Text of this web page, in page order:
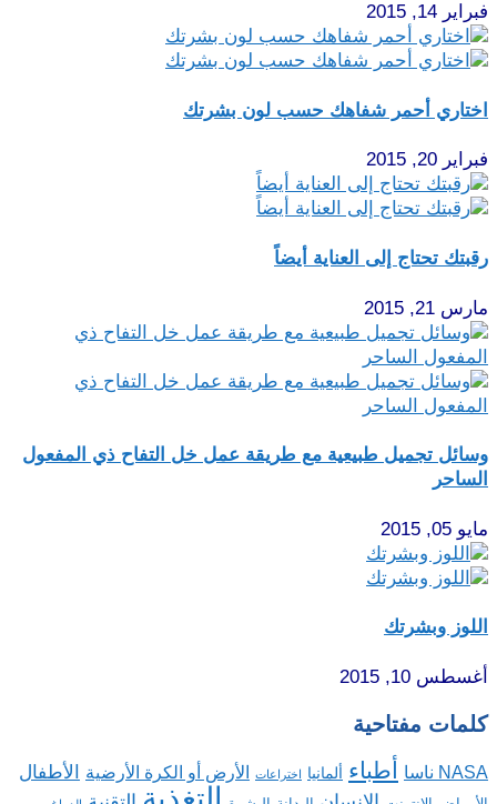
فبراير 14, 2015
اختاري أحمر شفاهك حسب لون بشرتك
فبراير 20, 2015
رقبتك تحتاج إلى العناية أيضاً
مارس 21, 2015
وسائل تجميل طبيعية مع طريقة عمل خل التفاح ذي المفعول
الساحر
مايو 05, 2015
اللوز وبشرتك
أغسطس 10, 2015
كلمات مفتاحية
NASA ناسا أطباء ألمانيا اختراعات الأرض أو الكرة الأرضية الأطفال